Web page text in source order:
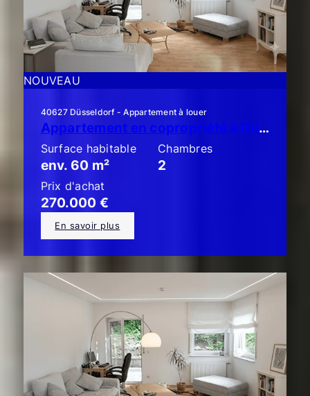
NOUVEAU
40627 Düsseldorf - Appartement à louer
Appartement en copropriété à Düsseldorf-Unterbach : élégant appartement de 2 pièces avec un grand balcon !
Surface habitable
env. 60 m²
Chambres
2
Prix d'achat
270.000 €
En savoir plus